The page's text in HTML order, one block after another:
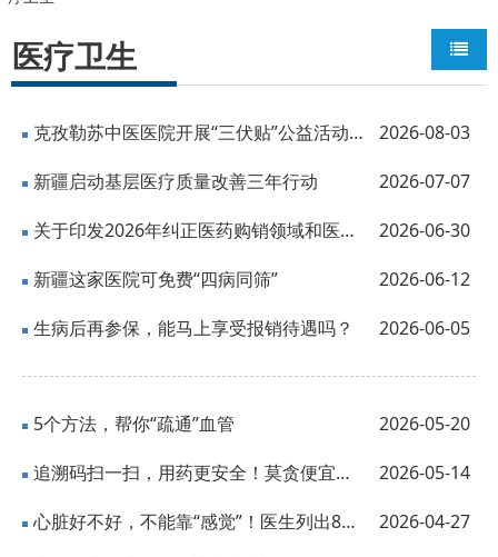
医疗卫生
2026-08-03
克孜勒苏中医医院开展“三伏贴”公益活动暖心守护一线劳动者
2026-07-07
新疆启动基层医疗质量改善三年行动
2026-06-30
关于印发2026年纠正医药购销领域和医疗服务中不正之风工作要点的通知
2026-06-12
新疆这家医院可免费“四病同筛”
2026-06-05
生病后再参保，能马上享受报销待遇吗？
2026-05-20
5个方法，帮你“疏通”血管
2026-05-14
追溯码扫一扫，用药更安全！莫贪便宜吃大亏
2026-04-27
心脏好不好，不能靠“感觉”！医生列出8条“硬指标”